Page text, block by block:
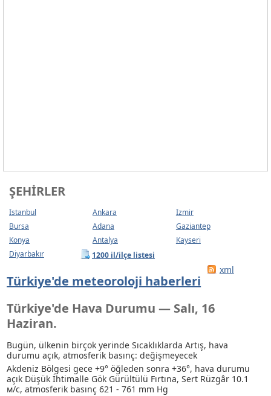
ŞEHIRLER
Istanbul Ankara
Izmir
Bursa
Adana
Gaziantep
Konya
Antalya
Kayseri
Diyarbakır
1200 il/ilçe listesi
Türkiye'de meteoroloji haberleri
xml
Türkiye'de Hava Durumu — Salı, 16
Haziran.
Bugün, ülkenin birçok yerinde Sıcaklıklarda Artış, hava
durumu açık, atmosferik basınç: değişmeyecek
Akdeniz Bölgesi gece +9° öğleden sonra +36°, hava durumu
açık Düşük İhtimalle Gök Gürültülü Fırtına, Sert Rüzgâr 10.1
м/с, atmosferik basınç 621 - 761 mm Hg